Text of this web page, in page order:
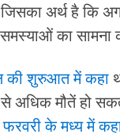
अर्थ है कि
का सामना
की शुरुआत में कहा
से अधिक मौतें हो
फरवरी के मध्य में